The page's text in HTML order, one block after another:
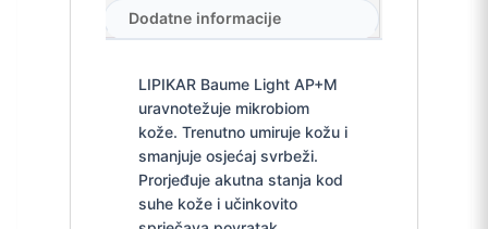
Dodatne informacije
LIPIKAR Baume Light AP+M
uravnotežuje mikrobiom
kože. Trenutno umiruje kožu i
smanjuje osjećaj svrbeži.
Prorjeđuje akutna stanja kod
suhe kože i učinkovito